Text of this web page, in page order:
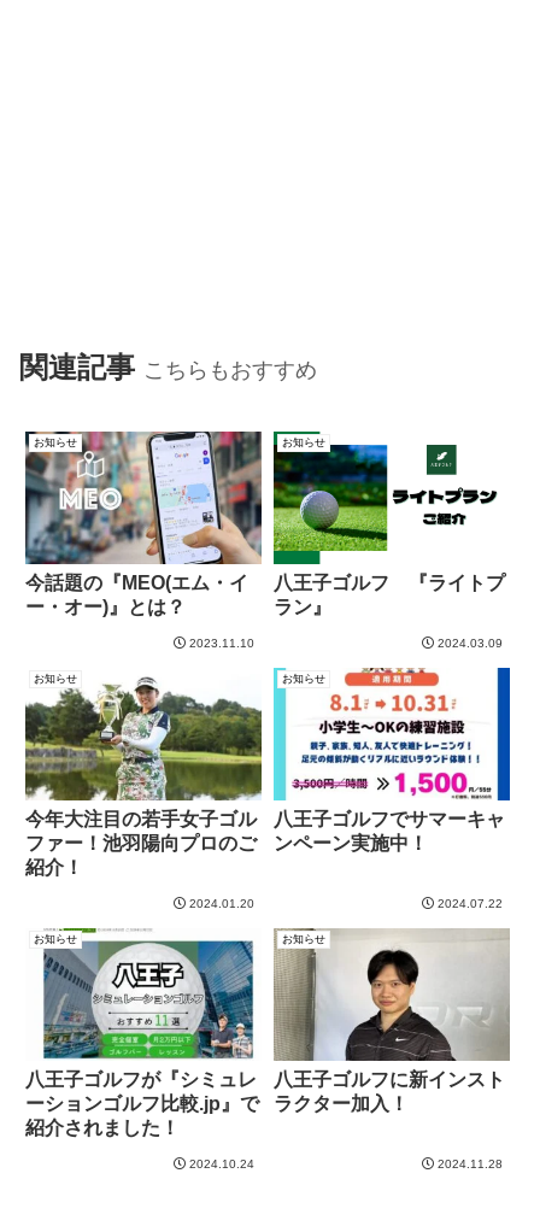
関連記事 こちらもおすすめ
お知らせ
今話題の『MEO(エム・イ
ー・オー)』とは？
2023.11.10
お知らせ
八王子ゴルフ 『ライトプ
ラン』
2024.03.09
お知らせ
今年大注目の若手女子ゴル
ファー！池羽陽向プロのご
紹介！
2024.01.20
お知らせ
八王子ゴルフでサマーキャ
ンペーン実施中！
2024.07.22
お知らせ
八王子ゴルフが『シミュレ
ーションゴルフ比較.jp』で
紹介されました！
2024.10.24
お知らせ
八王子ゴルフに新インスト
ラクター加入！
2024.11.28